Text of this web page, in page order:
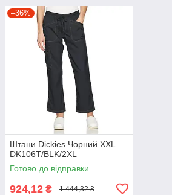
–36%
Штани Dickies Чорний XXL
DK106T/BLK/2XL
Готово до відправки
924,12 ₴ 1 444,32 ₴